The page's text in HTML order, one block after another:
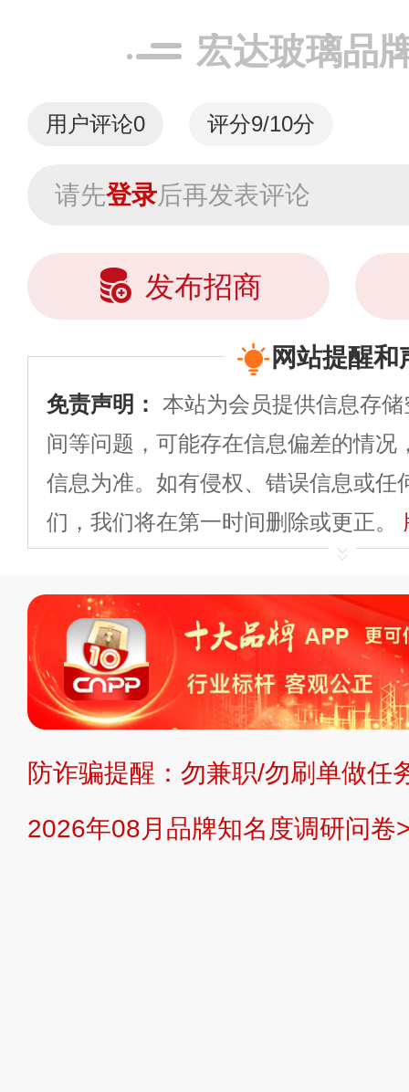
宏达玻璃品
用户评论0 评分9/10分
请先登录后再发表评论
发布招商
网站提醒和
免责声明： 本站为会员提供信息存
间等问题，可能存在信息偏差的情况
信息为准。如有侵权、错误信息或任
们，我们将在第一时间删除或更正。
平台自有内容（文字
标、LOGO 等）知识产权归本站所
复制、转载、商用。本站不生产产
不代理、不招商、不提供中介服务。
持投资购买的观点或意见，页面信息
提交说明： 快速提交发布>> 提交品
防诈骗提醒：勿兼职/勿刷单做任
2026年08月品牌知名度调研问卷